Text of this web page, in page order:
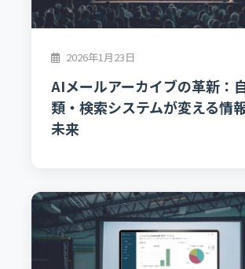
2026年1月23日
AIメールアーカイブの革新：
類・検索システムが変える情
未来